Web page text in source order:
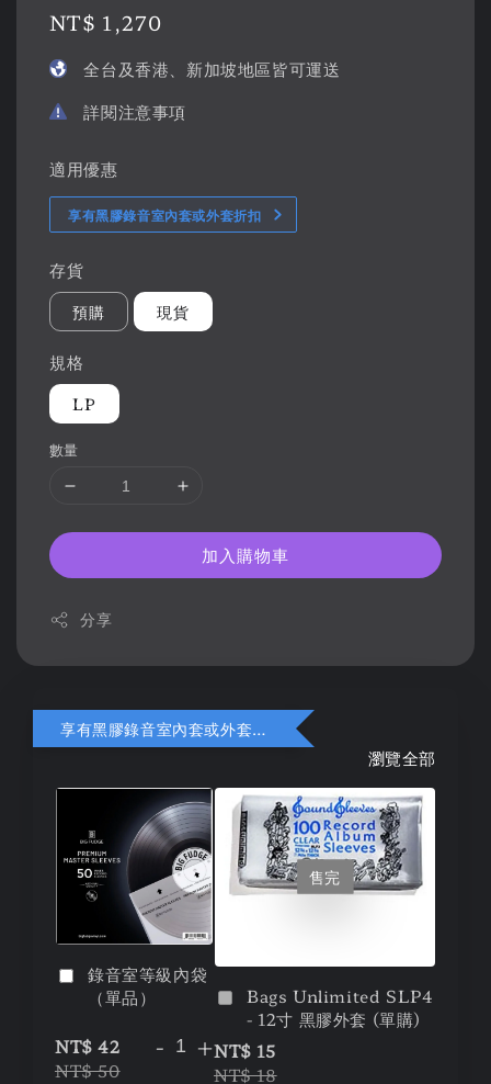
Regular
NT$ 1,270
全台及香港、新加坡地區皆可運送
詳閱注意事項
適用優惠
享有黑膠錄音室內套或外套折扣
存貨
預購 現貨
規格
LP
數量
加入購物車
分享
享有黑膠錄音室內套或外套折扣
瀏覽全部
錄音室等級內袋
（單品）
NT$ 42
NT$ 50
- +
售完
Bags Unlimited SLP4
- 12寸 黑膠外套 (單購)
NT$ 15
NT$ 18